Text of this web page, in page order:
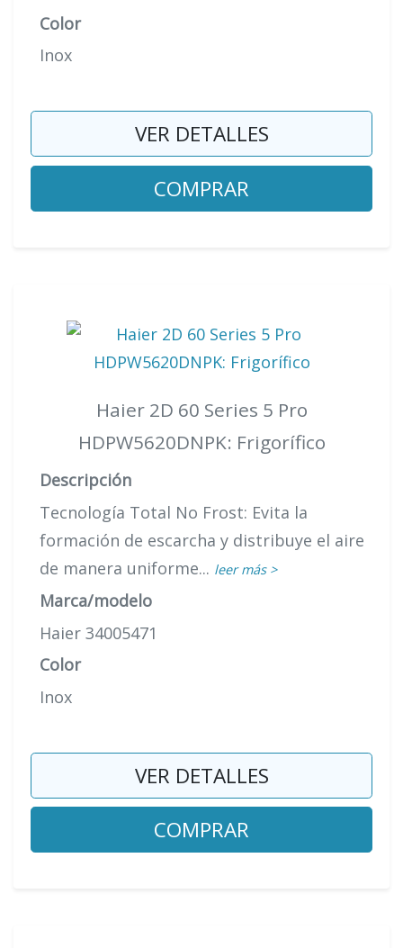
Color
Inox
VER DETALLES
COMPRAR
Haier 2D 60 Series 5 Pro
HDPW5620DNPK: Frigorífico
Descripción
Tecnología Total No Frost: Evita la
formación de escarcha y distribuye el aire
de manera uniforme... leer más >
Marca/modelo
Haier 34005471
Color
Inox
VER DETALLES
COMPRAR